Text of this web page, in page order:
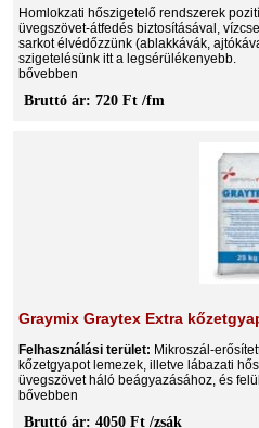
Homlokzati hőszigetelő rendszerek
üvegszövet-átfedés biztosításával,
sarkot élvédőzzünk (ablakkávák,
szigetelésünk itt a legsérülékenyebb.
bővebben
Bruttó ár: 720 Ft /fm
Graymix Graytex Extra
Felhasználási terület: Mikroszál-
kőzetgyapot lemezek, illetve lábazati
üvegszövet háló beágyazásához, és
bővebben
Bruttó ár: 4050 Ft /zsák